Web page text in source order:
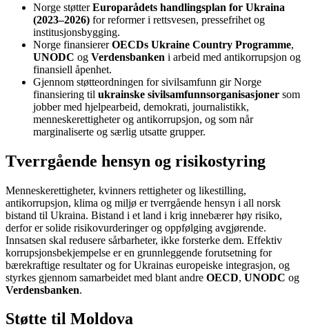
Norge støtterEuroparådets handlingsplan for Ukraina
(2023–2026) for reformer i rettsvesen, pressefrihet og
institusjonsbygging.
Norge finansiererOECDs Ukraine Country Programme,
UNODC og Verdensbanken i arbeid med antikorrupsjon og
finansiell åpenhet.
Gjennom støtteordningen for sivilsamfunn gir Norge
finansiering til ukrainske sivilsamfunnsorganisasjoner som
jobber med hjelpearbeid, demokrati, journalistikk,
menneskerettigheter og antikorrupsjon, og som når
marginaliserte og særlig utsatte grupper.
Tverrgående hensyn og risikostyring
Menneskerettigheter, kvinners rettigheter og likestilling,
antikorrupsjon, klima og miljø er tverrgående hensyn i all norsk
bistand til Ukraina. Bistand i et land i krig innebærer høy risiko,
derfor er solide risikovurderinger og oppfølging avgjørende.
Innsatsen skal redusere sårbarheter, ikke forsterke dem. Effektiv
korrupsjonsbekjempelse er en grunnleggende forutsetning for
bærekraftige resultater og for Ukrainas europeiske integrasjon, og
styrkes gjennom samarbeidet med blant andre OECD, UNODC og
Verdensbanken.
Støtte til Moldova